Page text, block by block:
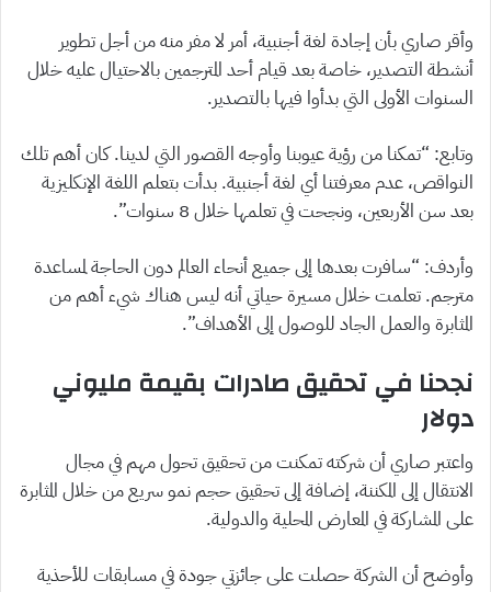
وأقر صاري بأن إجادة لغة أجنبية، أمر لا مفر منه من أجل تطوير
أنشطة التصدير، خاصة بعد قيام أحد المترجمين بالاحتيال عليه خلال
السنوات الأولى التي بدأوا فيها بالتصدير.
وتابع: “تمكنا من رؤية عيوبنا وأوجه القصور التي لدينا. كان أهم تلك
النواقص، عدم معرفتنا أي لغة أجنبية. بدأت بتعلم اللغة الإنكليزية
بعد سن الأربعين، ونجحت في تعلمها خلال 8 سنوات”.
وأردف: “سافرت بعدها إلى جميع أنحاء العالم دون الحاجة لمساعدة
مترجم. تعلمت خلال مسيرة حياتي أنه ليس هناك شيء أهم من
المثابرة والعمل الجاد للوصول إلى الأهداف”.
نجحنا في تحقيق صادرات بقيمة مليوني
دولار
واعتبر صاري أن شركته تمكنت من تحقيق تحول مهم في مجال
الانتقال إلى المكننة، إضافة إلى تحقيق حجم نمو سريع من خلال المثابرة
على المشاركة في المعارض المحلية والدولية.
وأوضح أن الشركة حصلت على جائزتي جودة في مسابقات للأحذية